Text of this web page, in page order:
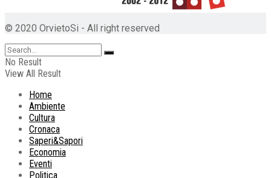
© 2020 OrvietoSi - All right reserved
No Result
View All Result
Home
Ambiente
Cultura
Cronaca
Saperi&Sapori
Economia
Eventi
Politica